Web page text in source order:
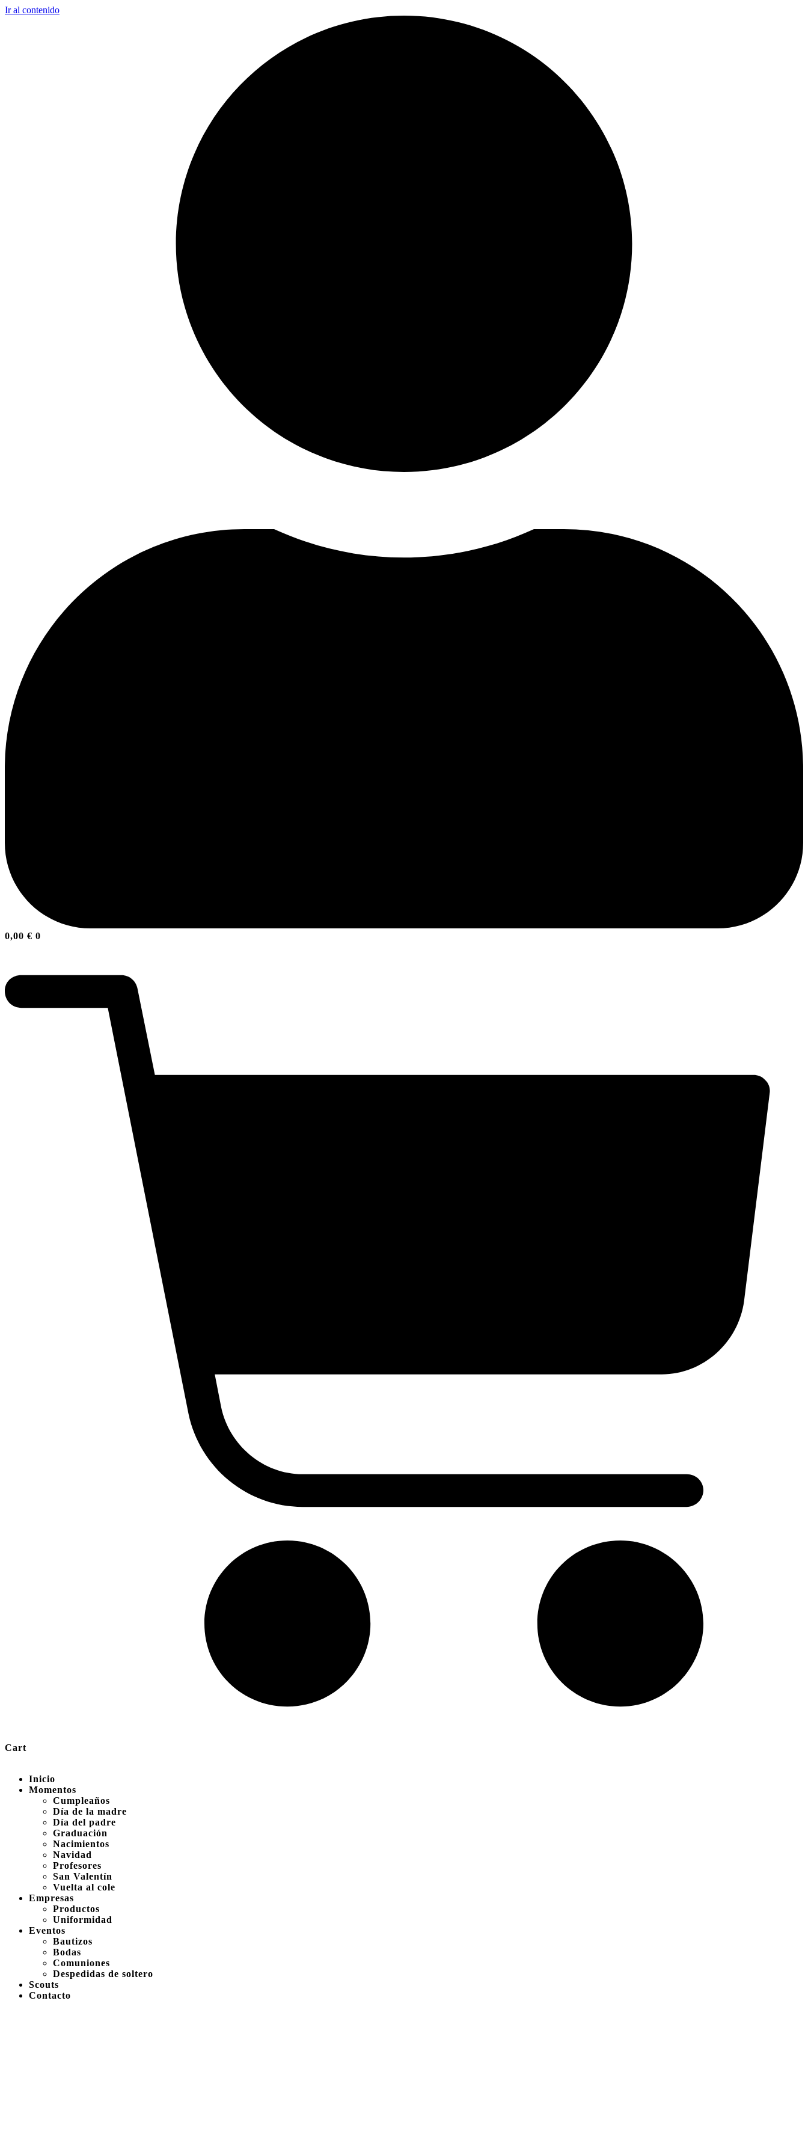
Ir al contenido
0,00 € 0
Cart
Inicio
Momentos
Cumpleaños
Día de la madre
Día del padre
Graduación
Nacimientos
Navidad
Profesores
San Valentín
Vuelta al cole
Empresas
Productos
Uniformidad
Eventos
Bautizos
Bodas
Comuniones
Despedidas de soltero
Scouts
Contacto